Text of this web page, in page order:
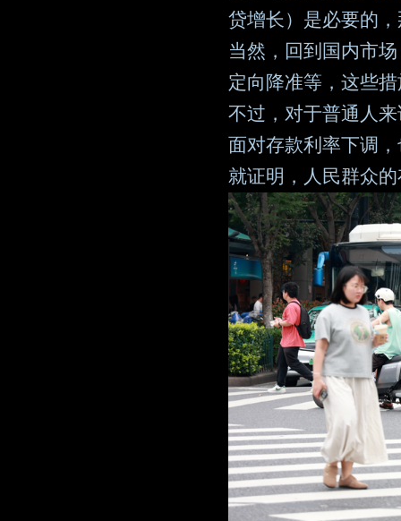
贷增长）是必要的
当然，回到国内市
定向降准等，这些
不过，对于普通人
面对存款利率下调
就证明，人民群众